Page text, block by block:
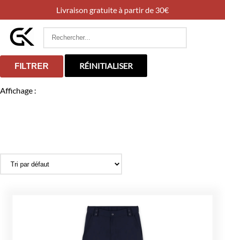
Livraison gratuite à partir de 30€
Rechercher
FILTRER RÉINITIALISER
Affichage :